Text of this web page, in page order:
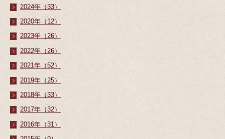
2024年（33）
2020年（12）
2023年（26）
2022年（26）
2021年（52）
2019年（25）
2018年（33）
2017年（32）
2016年（31）